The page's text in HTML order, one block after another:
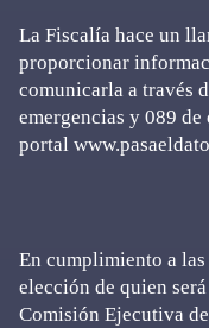
La Fiscalía hace un
proporcionar
comunicarla a través
emergencias y 089
portal
En cumplimiento a
elección de quien
Comisión Ejecutiva